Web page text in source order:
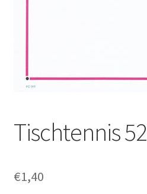
Tischtennis 52
€1,40